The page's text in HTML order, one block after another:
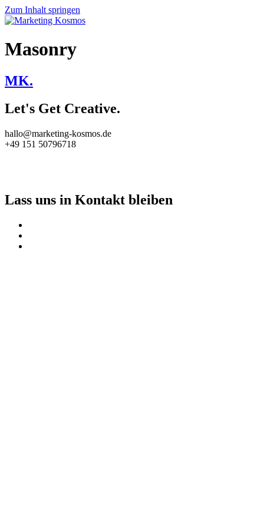
Zum Inhalt springen
Masonry
MK.
Let's Get Creative.
hallo@marketing-kosmos.de
+49 151 50796718
Lass uns in Kontakt bleiben